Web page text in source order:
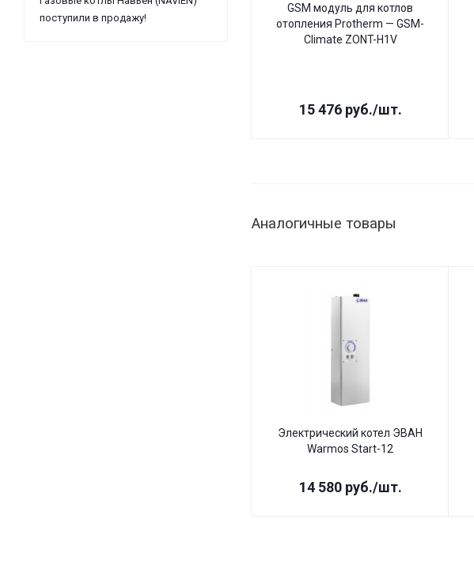
GSM модуль для котлов
отопления Protherm — GSM-
Climate ZONT-H1V
15 476руб./шт.
Аналогичные товары
Электрический котел ЭВАН
Warmos Start-12
14 580руб./шт.
поступили в продажу!